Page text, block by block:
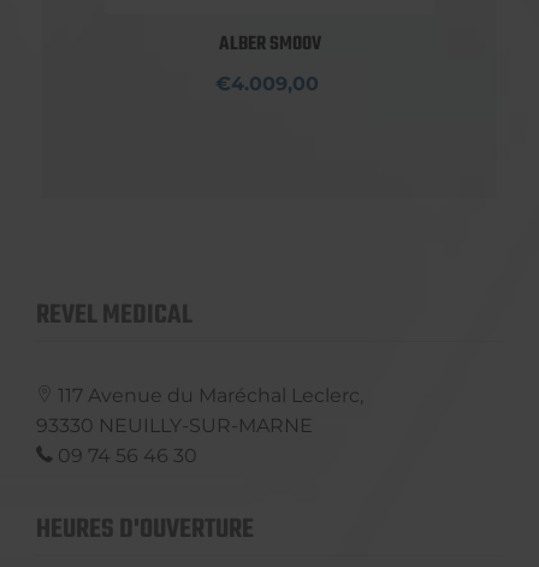
ALBER SMOOV
€4.009,00
REVEL MEDICAL
117 Avenue du Maréchal Leclerc,
93330 NEUILLY-SUR-MARNE
09 74 56 46 30
HEURES D'OUVERTURE